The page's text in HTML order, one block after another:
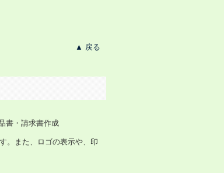
▲ 戻る
。また、ロゴの表示や、印